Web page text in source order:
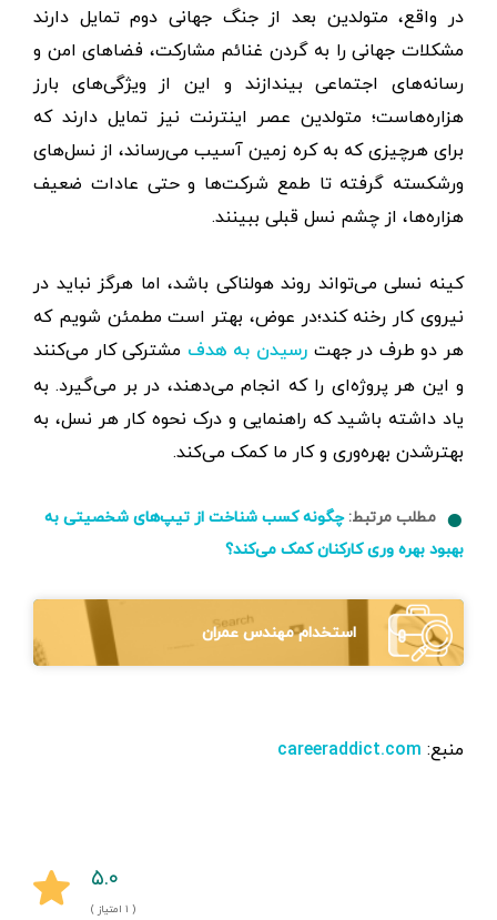
در واقع، متولدین بعد از جنگ جهانی دوم تمایل دارند
مشکلات جهانی را به گردن غنائم مشارکت، فضاهای امن و
رسانه‌های اجتماعی بیندازند و این از ویژگی‌های بارز
هزاره‌هاست؛ متولدین عصر اینترنت نیز تمایل دارند که
برای هرچیزی که به کره زمین آسیب می‌رساند، از نسل‌های
ورشکسته گرفته تا طمع شرکت‌ها و حتی عادات ضعیف
هزاره‌ها، از چشم نسل قبلی ببینند.
کینه نسلی می‌تواند روند هولناکی باشد، اما هرگز نباید در
نیروی کار رخنه کند؛در عوض، بهتر است مطمئن شویم که
هر دو طرف در جهت رسیدن به هدف مشترکی کار می‌کنند
و این هر پروژه‌ای را که انجام می‌دهند، در بر می‌گیرد. به
یاد داشته باشید که راهنمایی و درک نحوه کار هر نسل، به
بهترشدن بهره‌وری و کار ما کمک می‌کند.
مطلب مرتبط:چگونه کسب شناخت از تیپ‌های شخصیتی به
بهبود بهره وری کارکنان کمک می‌کند؟
استخدام مهندس عمران
منبع: careeraddict.com
۵.۰
( ۱ امتیاز )